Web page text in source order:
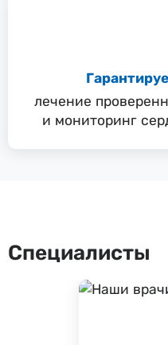
лечение
и мониторинг
Специалисты